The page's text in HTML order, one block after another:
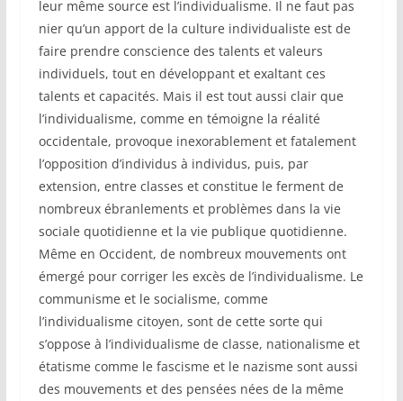
leur même source est l’individualisme. Il ne faut pas
nier qu’un apport de la culture individualiste est de
faire prendre conscience des talents et valeurs
individuels, tout en développant et exaltant ces
talents et capacités. Mais il est tout aussi clair que
l’individualisme, comme en témoigne la réalité
occidentale, provoque inexorablement et fatalement
l’opposition d’individus à individus, puis, par
extension, entre classes et constitue le ferment de
nombreux ébranlements et problèmes dans la vie
sociale quotidienne et la vie publique quotidienne.
Même en Occident, de nombreux mouvements ont
émergé pour corriger les excès de l’individualisme. Le
communisme et le socialisme, comme
l’individualisme citoyen, sont de cette sorte qui
s’oppose à l’individualisme de classe, nationalisme et
étatisme comme le fascisme et le nazisme sont aussi
des mouvements et des pensées nées de la même